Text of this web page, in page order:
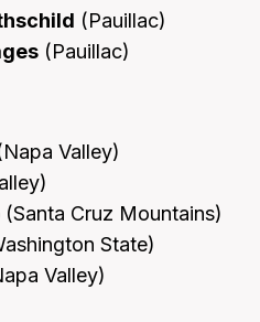
(Pauillac)
(Pauillac)
Valley)
(Santa Cruz Mountains)
State)
Valley)